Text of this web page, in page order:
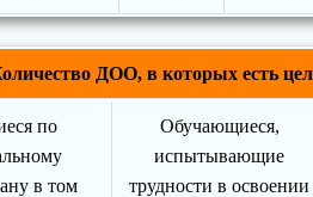
ДОО, в которых есть
по
в том
Обучающиеся,
испытывающие
трудности в освоении